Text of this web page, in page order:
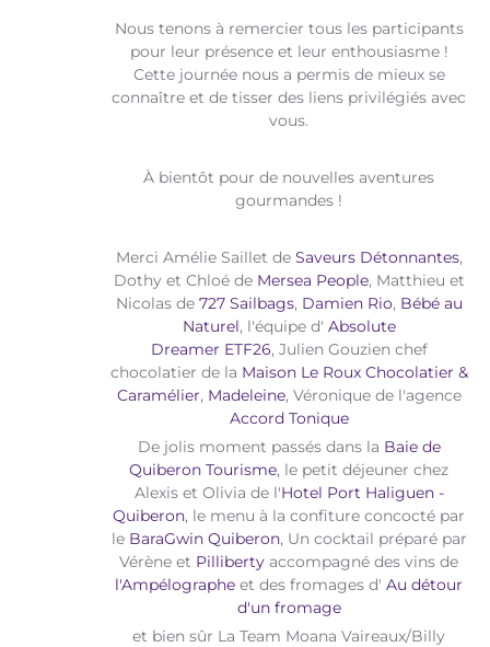
Nous tenons à remercier tous les participants
pour leur présence et leur enthousiasme !
Cette journée nous a permis de mieux se
connaître et de tisser des liens privilégiés avec
vous.
À bientôt pour de nouvelles aventures
gourmandes !
Merci Amélie Saillet de Saveurs Détonnantes,
Dothy et Chloé de Mersea People, Matthieu et
Nicolas de 727 Sailbags, Damien Rio, Bébé au
Naturel, l'équipe d' Absolute
Dreamer ETF26, Julien Gouzien chef
chocolatier de la Maison Le Roux Chocolatier &
Caramélier, Madeleine, Véronique de l'agence
Accord Tonique
De jolis moment passés dans la Baie de
Quiberon Tourisme, le petit déjeuner chez
Alexis et Olivia de l'Hotel Port Haliguen -
Quiberon, le menu à la confiture concocté par
le BaraGwin Quiberon, Un cocktail préparé par
Vérène et Pilliberty accompagné des vins de
l'Ampélographe et des fromages d' Au détour
d'un fromage
et bien sûr La Team Moana Vaireaux/Billy